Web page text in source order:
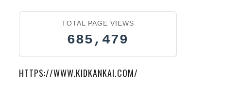
TOTAL PAGE VIEWS
685,479
HTTPS://WWW.KIDKANKAI.COM/